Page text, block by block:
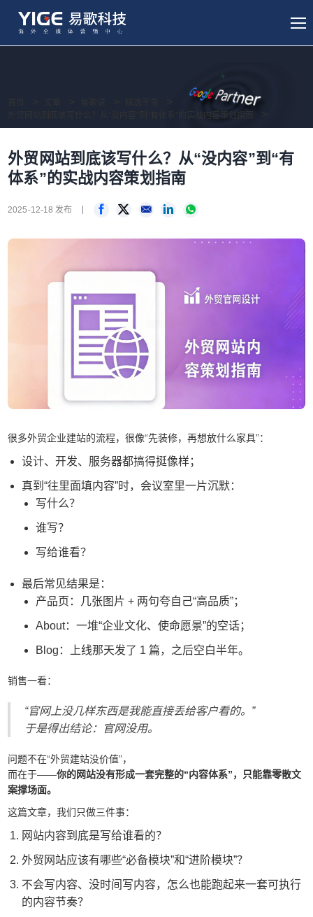
外贸网站到底该写什么？从“没内容”到“有体系”的实战内容策划指南
外贸网站到底该写什么？从“没内容”到“有
体系”的实战内容策划指南
2025-12-18 发布
很多外贸企业建站的流程，很像“先装修，再想放什么家具”：
设计、开发、服务器都搞得挺像样；
真到“往里面填内容”时，会议室里一片沉默：
写什么？
谁写？
写给谁看？
最后常见结果是：
产品页：几张图片 + 两句夸自己“高品质”；
About：一堆“企业文化、使命愿景”的空话；
Blog：上线那天发了 1 篇，之后空白半年。
销售一看：
“官网上没几样东西是我能直接丢给客户看的。”
于是得出结论：官网没用。
问题不在“外贸建站没价值”，
而在于——你的网站没有形成一套完整的“内容体系”，只能靠零散文
案撑场面。
这篇文章，我们只做三件事：
网站内容到底是写给谁看的？
外贸网站应该有哪些“必备模块”和“进阶模块”？
不会写内容、没时间写内容，怎么也能跑起来一套可执行
的内容节奏？